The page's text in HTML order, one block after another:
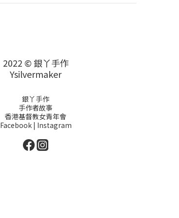
2022 © 銀丫手作
Ysilvermaker
銀丫手作
手作者故事
香港基督教女青年會
Facebook | Instagram